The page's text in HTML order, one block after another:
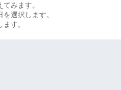
みます。
を選択します。
す。